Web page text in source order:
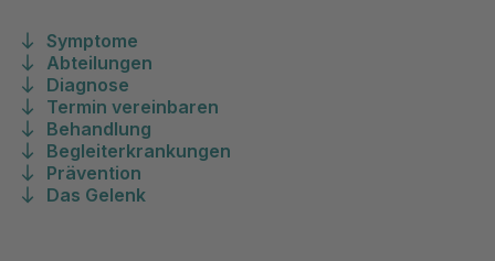
Symptome
Abteilungen
Diagnose
Termin vereinbaren
Behandlung
Begleiterkrankungen
Prävention
Das Gelenk